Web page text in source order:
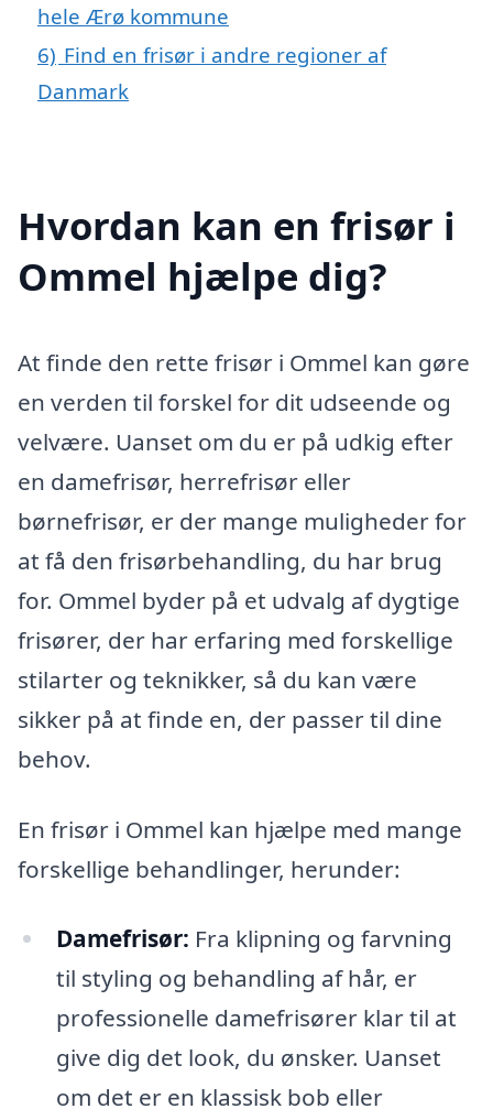
hele Ærø kommune
6) Find en frisør i andre regioner af
Danmark
Hvordan kan en frisør i
Ommel hjælpe dig?
At finde den rette frisør i Ommel kan gøre
en verden til forskel for dit udseende og
velvære. Uanset om du er på udkig efter
en damefrisør, herrefrisør eller
børnefrisør, er der mange muligheder for
at få den frisørbehandling, du har brug
for. Ommel byder på et udvalg af dygtige
frisører, der har erfaring med forskellige
stilarter og teknikker, så du kan være
sikker på at finde en, der passer til dine
behov.
En frisør i Ommel kan hjælpe med mange
forskellige behandlinger, herunder:
Damefrisør: Fra klipning og farvning
til styling og behandling af hår, er
professionelle damefrisører klar til at
give dig det look, du ønsker. Uanset
om det er en klassisk bob eller